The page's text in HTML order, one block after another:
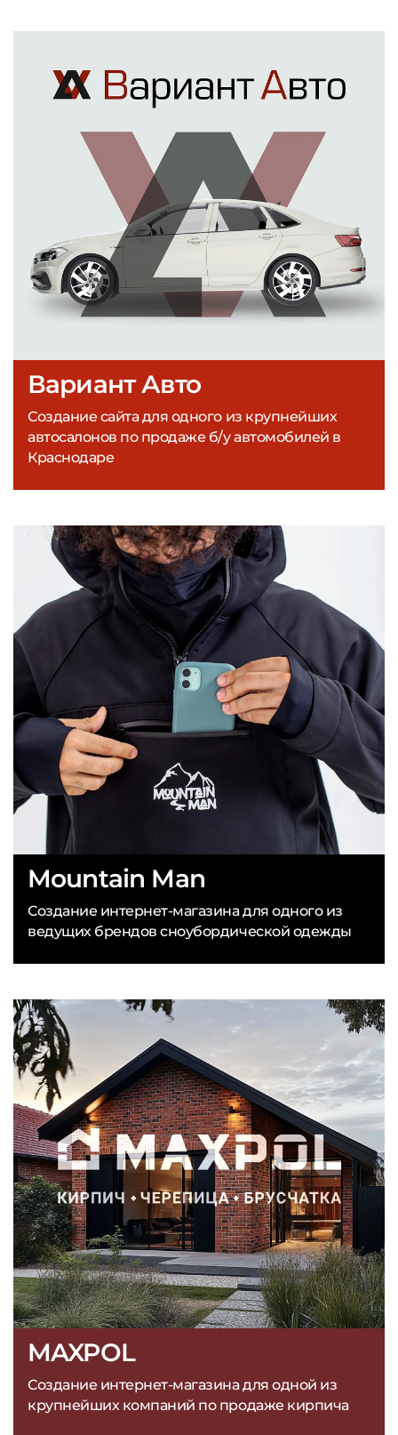
Вариант Авто
Создание сайта для одного из крупнейших
автосалонов по продаже б/у автомобилей в
Краснодаре
MAXPOL
Создание интернет-магазина для одной из
крупнейших компаний по продаже кирпича
Mountain Man
Создание интернет-магазина для одного из
ведущих брендов сноубордической одежды